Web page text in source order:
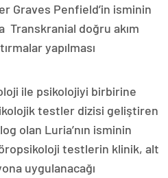
Graves Penfield’in isminin
doğru akım
yapılması
ile psikolojiyi birbirine
testler dizisi geliştiren
olan Luria’nın isminin
testlerin klinik, alt
uygulanacağı